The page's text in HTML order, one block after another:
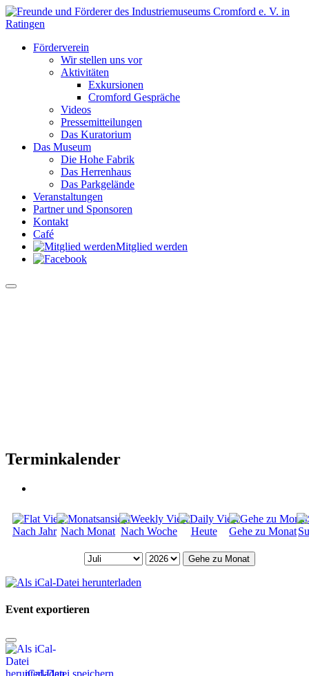
Förderverein
Wir stellen uns vor
Aktivitäten
Exkursionen
Cromford Gespräche
Videos
Pressemitteilungen
Das Kuratorium
Das Museum
Die Hohe Fabrik
Das Herrenhaus
Das Parkgelände
Veranstaltungen
Partner und Sponsoren
Kontakt
Café
Mitglied werden
Terminkalender
Nach Jahr Nach Monat Nach Woche Heute Gehe zu Monat
Gehe zu Monat
Event exportieren